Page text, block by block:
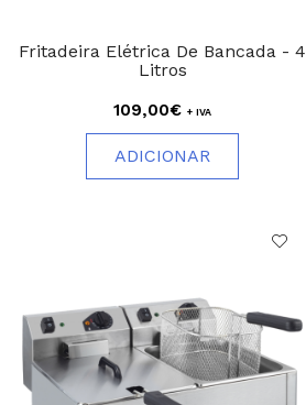
Fritadeira Elétrica De Bancada - 4
Litros
109,00€ + IVA
ADICIONAR